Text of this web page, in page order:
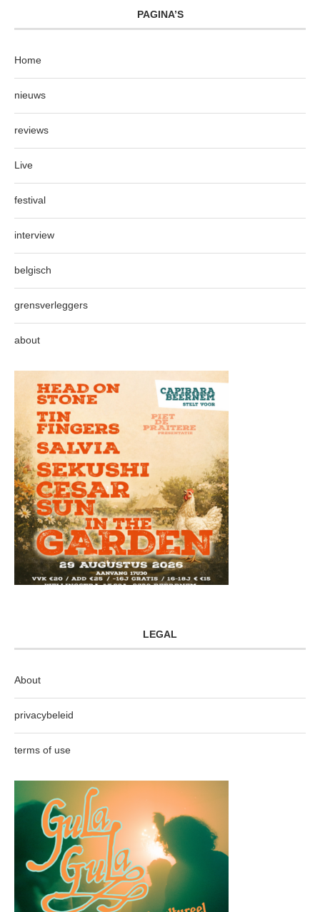
PAGINA’S
Home
nieuws
reviews
Live
festival
interview
belgisch
grensverleggers
about
LEGAL
About
privacybeleid
terms of use